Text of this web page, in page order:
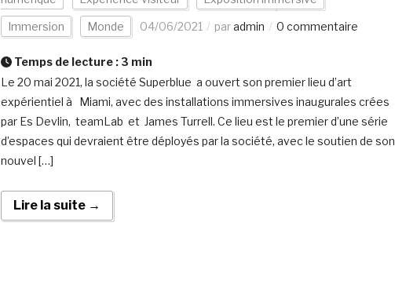
Immersion Monde 04/06/2021 paradmin 0 commentaire
Temps de lecture : 3 min
Le 20 mai 2021, la société Superblue a ouvert son premier lieu d’art
expérientiel à Miami, avec des installations immersives inaugurales crées
par Es Devlin, teamLab et James Turrell. Ce lieu est le premier d’une série
d’espaces qui devraient être déployés par la société, avec le soutien de son
nouvel […]
Lire la suite →